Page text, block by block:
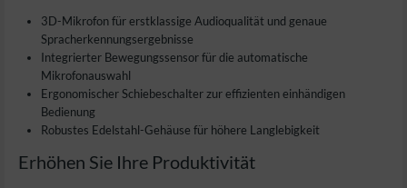
3D-Mikrofon für erstklassige Audioqualität und genaue
Spracherkennungsergebnisse
Integrierter Bewegungssensor für die automatische
Mikrofonauswahl
Ergonomischer Schiebeschalter zur effizienten einhändigen
Bedienung
Robustes Edelstahl-Gehäuse für höhere Langlebigkeit
Erhöhen Sie Ihre Produktivität